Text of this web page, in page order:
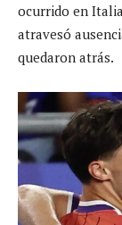
ocurrido en
atravesó
quedaron atrás.